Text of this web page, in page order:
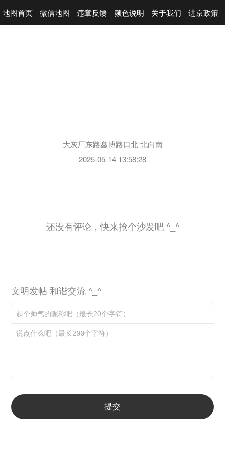
地图首页 微信地图 违章反馈 颜色说明 关于我们 进京政策
大灰厂东路鑫博路口北 北向南
2025-05-14 13:58:28
还没有评论，快来抢个沙发吧 ^_^
文明发帖 和谐交流 ^_^
提交